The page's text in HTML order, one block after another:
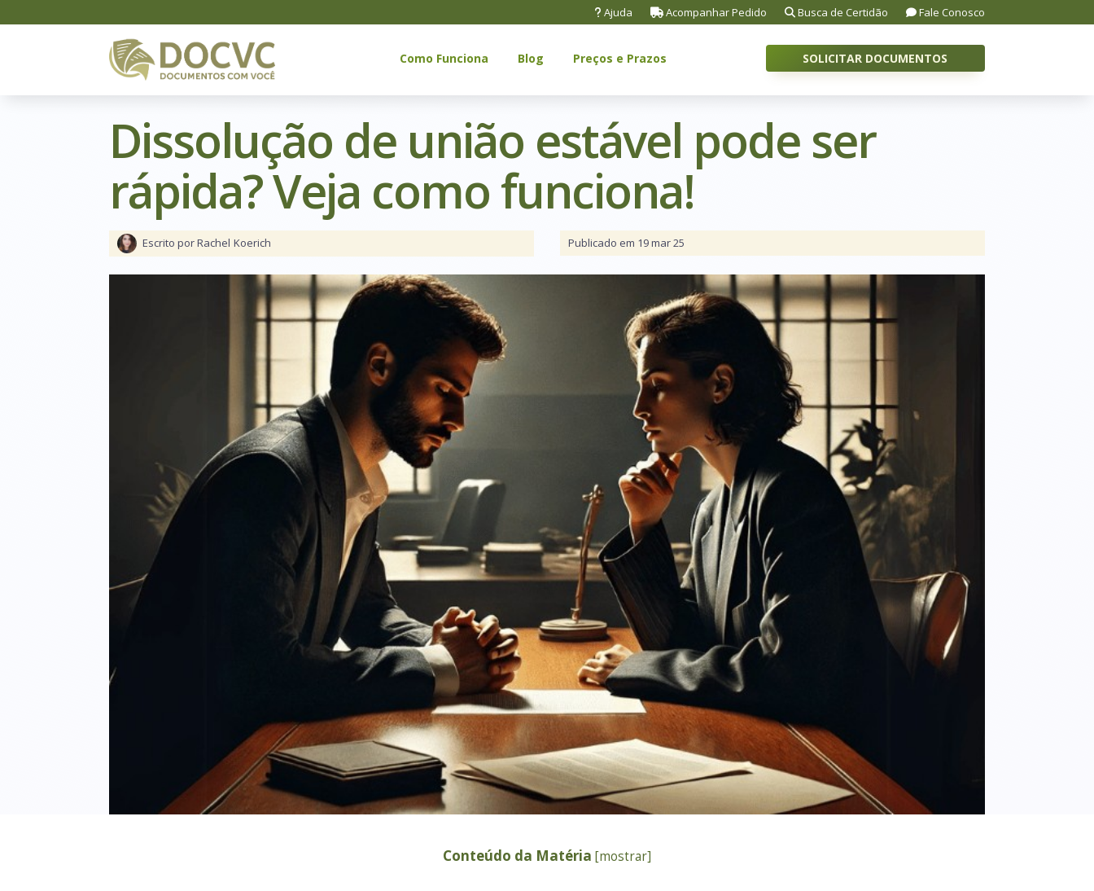
Ajuda Acompanhar Pedido Busca de Certidão Fale Conosco
Como Funciona Blog Preços e Prazos SOLICITAR DOCUMENTOS
Dissolução de união estável pode ser
rápida? Veja como funciona!
Escrito por Rachel Koerich Publicado em 19 mar 25
Conteúdo da Matéria [mostrar]